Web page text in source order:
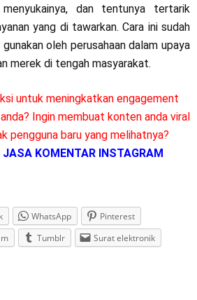
dan tentunya tertarik
yang di tawarkan. Cara ini sudah
oleh perusahaan dalam upaya
merek di tengah masyarakat.
untuk meningkatkan engagement
Ingin membuat konten anda viral
pengguna baru yang melihatnya?
JASA KOMENTAR INSTAGRAM
WhatsApp
Pinterest
Tumblr Surat elektronik